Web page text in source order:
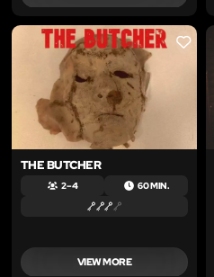
LIKE
THE BUTCHER
2 – 4 60 MIN.
VIEW MORE